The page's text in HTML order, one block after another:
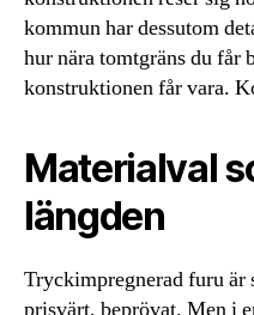
kommun har dessutom
hur nära tomtgräns du får
konstruktionen får vara.
Materialval
längden
Tryckimpregnerad furu